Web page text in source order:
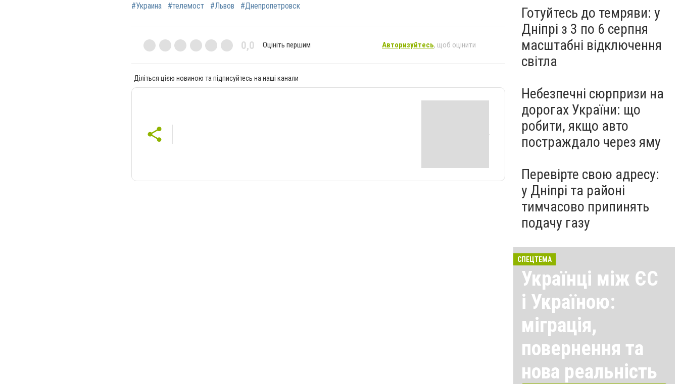
#Украина #телемост #Львов #Днепропетровск
0,0 Оцініть першим Авторизуйтесь, щоб оцінити
Діліться цією новиною та підписуйтесь на наші канали
Готуйтесь до темряви: у
Дніпрі з 3 по 6 серпня
масштабні відключення
світла
Небезпечні сюрпризи на
дорогах України: що
робити, якщо авто
постраждало через яму
Перевірте свою адресу:
у Дніпрі та районі
тимчасово припинять
подачу газу
СПЕЦТЕМА
Українці між ЄС
і Україною:
міграція,
повернення та
нова реальність